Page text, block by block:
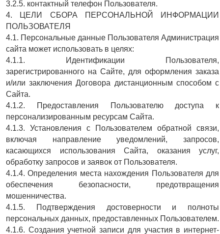
3.2.5. контактный телефон Пользователя.
4. ЦЕЛИ СБОРА ПЕРСОНАЛЬНОЙ ИНФОРМАЦИИ
ПОЛЬЗОВАТЕЛЯ
4.1. Персональные данные Пользователя Администрация
сайта может использовать в целях:
4.1.1. Идентификации Пользователя,
зарегистрированного на Сайте, для оформления заказа
и/или заключения Договора дистанционным способом с
Сайта.
4.1.2. Предоставления Пользователю доступа к
персонализированным ресурсам Сайта.
4.1.3. Установления с Пользователем обратной связи,
включая направление уведомлений, запросов,
касающихся использования Сайта, оказания услуг,
обработку запросов и заявок от Пользователя.
4.1.4. Определения места нахождения Пользователя для
обеспечения безопасности, предотвращения
мошенничества.
4.1.5. Подтверждения достоверности и полноты
персональных данных, предоставленных Пользователем.
4.1.6. Создания учетной записи для участия в интернет-